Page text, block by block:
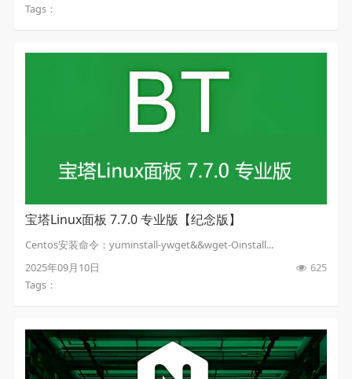
Tags：
宝塔Linux面板 7.7.0 专业版【纪念版】
Centos安装命令：yuminstall-ywget&&wget-Oinstall...
2025年09月10日
625
Tags：